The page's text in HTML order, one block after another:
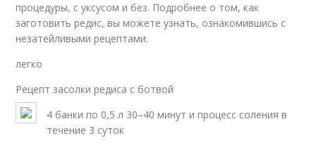
процедуры, с уксусом и без. Подробнее о том, как
заготовить редис, вы можете узнать, ознакомившись с
незатейливыми рецептами.
легко
Рецепт засолки редиса с ботвой
4 банки по 0,5 л 30–40 минут и процесс соления в
течение 3 суток